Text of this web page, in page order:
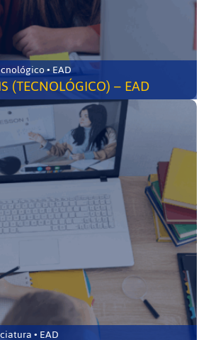
Divinópolis-MG • Tecnológico • EAD
(TECNOLÓGICO) – EAD
• EAD